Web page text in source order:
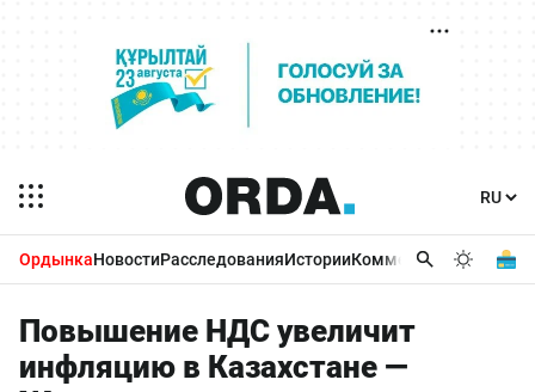
ОрдынкаНовостиРасследованияИсторииКомментарииБизнес
Повышение НДС увеличит
инфляцию в Казахстане —